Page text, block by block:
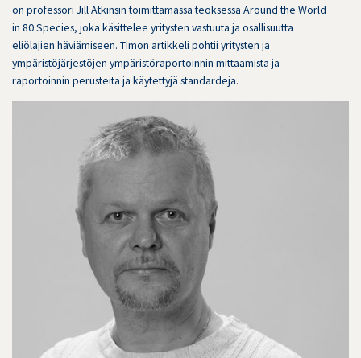
on professori Jill Atkinsin toimittamassa teoksessa Around the World
in 80 Species, joka käsittelee yritysten vastuuta ja osallisuutta
eliölajien häviämiseen. Timon artikkeli pohtii yritysten ja
ympäristöjärjestöjen ympäristöraportoinnin mittaamista ja
raportoinnin perusteita ja käytettyjä standardeja.